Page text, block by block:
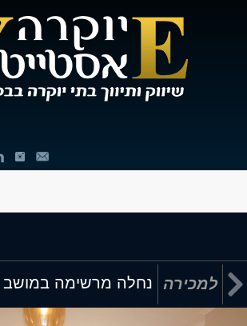
תוכן
מרכזי,
באפשרותך למכירה נחלה מרשימה במושב